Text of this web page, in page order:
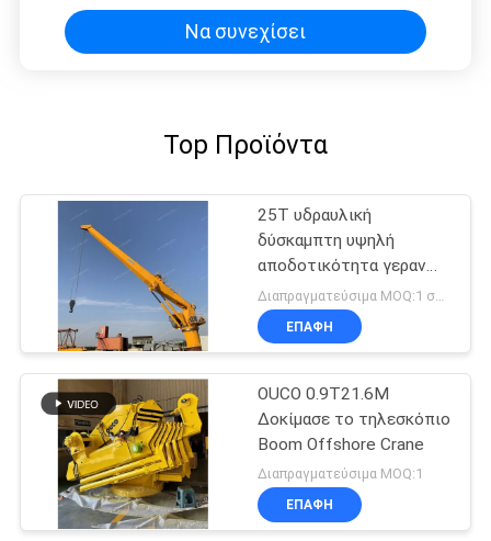
Να συνεχίσει
Top Προϊόντα
25T υδραυλική
δύσκαμπτη υψηλή
αποδοτικότητα γερανών
βραχιόνων θαλάσσια
ηλεκτρική για βαρέων
καθηκόντων
ΕΠΑΦΉ
OUCO 0.9T21.6M
Δοκίμασε το τηλεσκόπιο
Boom Offshore Crane
Διαπραγματεύσιμα MOQ:1
ΕΠΑΦΉ